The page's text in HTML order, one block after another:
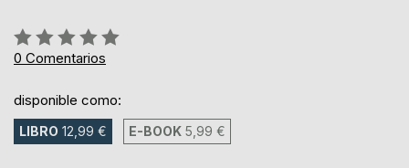
Rating:
0%
0 Comentarios
disponible como:
LIBRO 12,99 € E-BOOK 5,99 €